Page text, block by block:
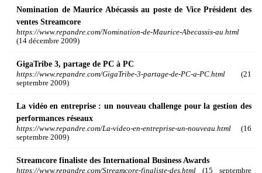
Nomination de Maurice Abécassis au poste de Vice Président des
ventes Streamcore
https://www.repandre.com/Nomination-de-Maurice-Abecassis-au.html
(14 décembre 2009)
GigaTribe 3, partage de PC à PC
https://www.repandre.com/GigaTribe-3-partage-de-PC-a-PC.html (21
septembre 2009)
La vidéo en entreprise : un nouveau challenge pour la gestion des
performances réseaux
https://www.repandre.com/La-video-en-entreprise-un-nouveau.html (16
septembre 2009)
Streamcore finaliste des International Business Awards
https://www.repandre.com/Streamcore-finaliste-des.html (15 septembre